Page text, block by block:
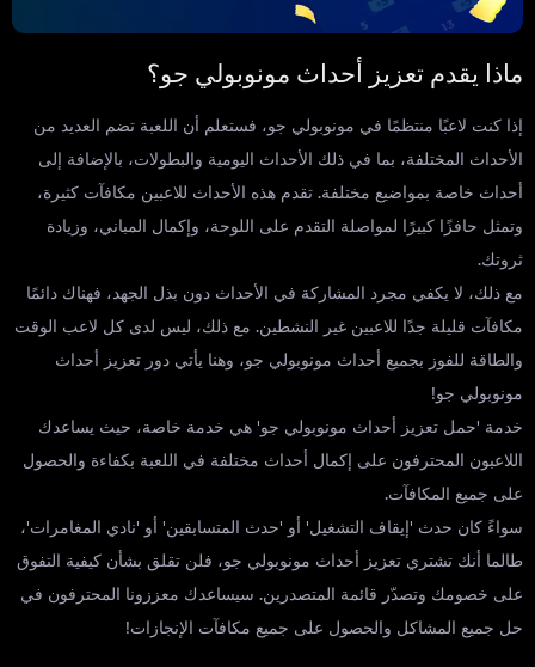
ماذا يقدم تعزيز أحداث مونوبولي جو؟
إذا كنت لاعبًا منتظمًا في مونوبولي جو، فستعلم أن اللعبة تضم العديد من
الأحداث المختلفة، بما في ذلك الأحداث اليومية والبطولات، بالإضافة إلى
أحداث خاصة بمواضيع مختلفة. تقدم هذه الأحداث للاعبين مكافآت كثيرة،
وتمثل حافزًا كبيرًا لمواصلة التقدم على اللوحة، وإكمال المباني، وزيادة
ثروتك.
مع ذلك، لا يكفي مجرد المشاركة في الأحداث دون بذل الجهد، فهناك دائمًا
مكافآت قليلة جدًا للاعبين غير النشطين. مع ذلك، ليس لدى كل لاعب الوقت
والطاقة للفوز بجميع أحداث مونوبولي جو، وهنا يأتي دور تعزيز أحداث
مونوبولي جو!
خدمة 'حمل تعزيز أحداث مونوبولي جو' هي خدمة خاصة، حيث يساعدك
اللاعبون المحترفون على إكمال أحداث مختلفة في اللعبة بكفاءة والحصول
على جميع المكافآت.
سواءً كان حدث 'إيقاف التشغيل' أو 'حدث المتسابقين' أو 'نادي المغامرات'،
طالما أنك تشتري تعزيز أحداث مونوبولي جو، فلن تقلق بشأن كيفية التفوق
على خصومك وتصدّر قائمة المتصدرين. سيساعدك معززونا المحترفون في
حل جميع المشاكل والحصول على جميع مكافآت الإنجازات!